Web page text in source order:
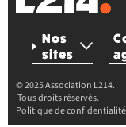
Nos
sites
© 2025 Association L214.
Tous droits réservés.
Politique de confidentialité